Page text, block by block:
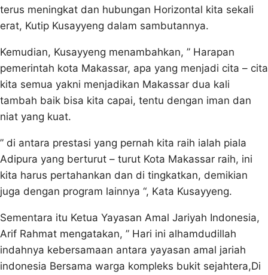
terus meningkat dan hubungan Horizontal kita sekali
erat, Kutip Kusayyeng dalam sambutannya.
Kemudian, Kusayyeng menambahkan, ” Harapan
pemerintah kota Makassar, apa yang menjadi cita – cita
kita semua yakni menjadikan Makassar dua kali
tambah baik bisa kita capai, tentu dengan iman dan
niat yang kuat.
” di antara prestasi yang pernah kita raih ialah piala
Adipura yang berturut – turut Kota Makassar raih, ini
kita harus pertahankan dan di tingkatkan, demikian
juga dengan program lainnya “, Kata Kusayyeng.
Sementara itu Ketua Yayasan Amal Jariyah Indonesia,
Arif Rahmat mengatakan, ” Hari ini alhamdudillah
indahnya kebersamaan antara yayasan amal jariah
indonesia Bersama warga kompleks bukit sejahtera,Di